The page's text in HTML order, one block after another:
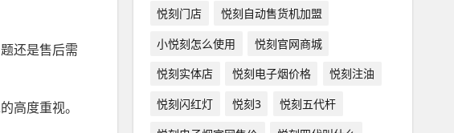
还是售后需
高度重视。
悦刻门店
悦刻自动售货机加盟
小悦刻怎么使用
悦刻官网商城
悦刻实体店
悦刻电子烟价格
悦刻注油
悦刻闪红灯
悦刻3
悦刻五代杆